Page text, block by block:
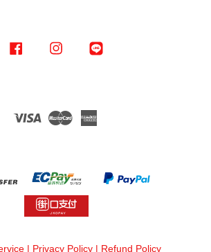
Facebook Instagram
Visa Master
| Privacy Policy | Refund Policy